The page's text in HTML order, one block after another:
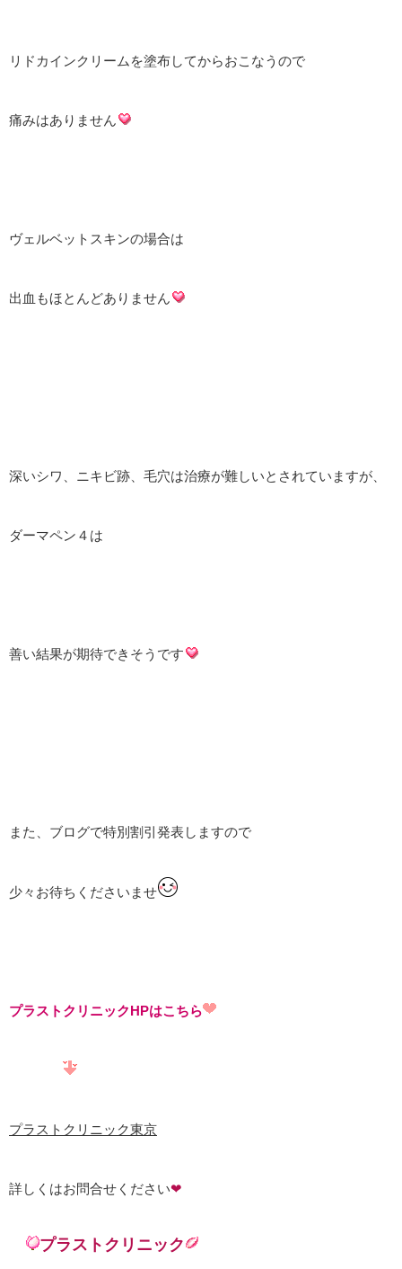
リドカインクリームを塗布してからおこなうので
痛みはありません
ヴェルベットスキンの場合は
出血もほとんどありません
深いシワ、ニキビ跡、毛穴は治療が難しいとされていますが、
ダーマペン４は
善い結果が期待できそうです
また、ブログで特別割引発表しますので
少々お待ちくださいませ
プラストクリニックHPはこちら
プラストクリニック東京
詳しくはお問合せください❤
プラストクリニック